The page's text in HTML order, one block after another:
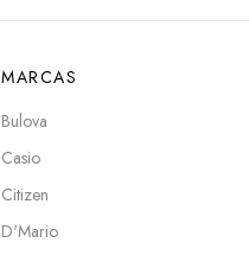
MARCAS
Bulova
Casio
Citizen
D'Mario